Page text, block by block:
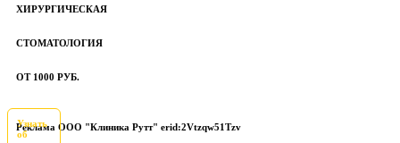
ХИРУРГИЧЕСКАЯ
СТОМАТОЛОГИЯ
ОТ 1000 РУБ.
Реклама ООО "Клиника Рутт" erid:2Vtzqw51Tzv
Узнать
об